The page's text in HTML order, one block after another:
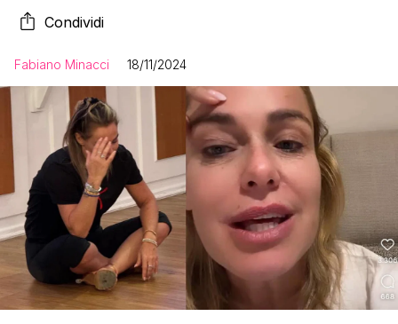
Condividi
Fabiano Minacci 18/11/2024